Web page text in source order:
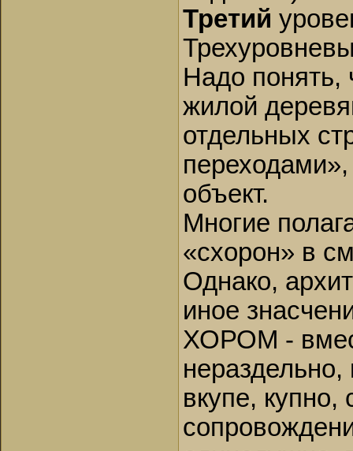
Третий
Надо
жилой
отдельных
объект.
Многие
«схорон» в
Однако,
иное
ХОРОМ -
вкупе, купно,